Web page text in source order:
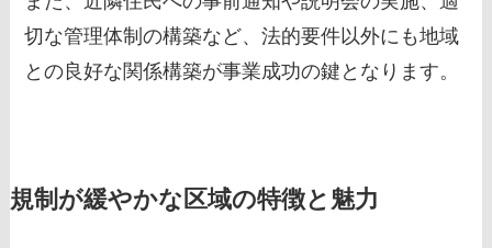
切な管理体制の構築など、法的要件以外にも地域
との良好な関係構築が事業成功の鍵となります。
規制が緩やかな区域の特徴と魅力